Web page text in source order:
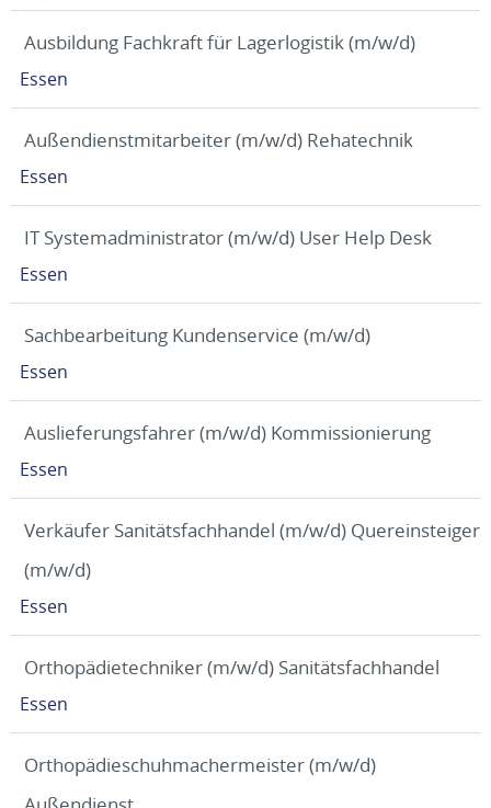
Ausbildung Fachkraft für Lagerlogistik (m/w/d)
Essen
Außendienstmitarbeiter (m/w/d) Rehatechnik
Essen
IT Systemadministrator (m/w/d) User Help Desk
Essen
Sachbearbeitung Kundenservice (m/w/d)
Essen
Auslieferungsfahrer (m/w/d) Kommissionierung
Essen
Verkäufer Sanitätsfachhandel (m/w/d) Quereinsteiger
(m/w/d)
Essen
Orthopädietechniker (m/w/d) Sanitätsfachhandel
Essen
Orthopädieschuhmachermeister (m/w/d)